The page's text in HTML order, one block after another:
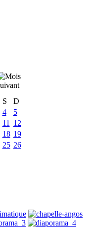
S
D
4
5
11
12
18 19
25 26